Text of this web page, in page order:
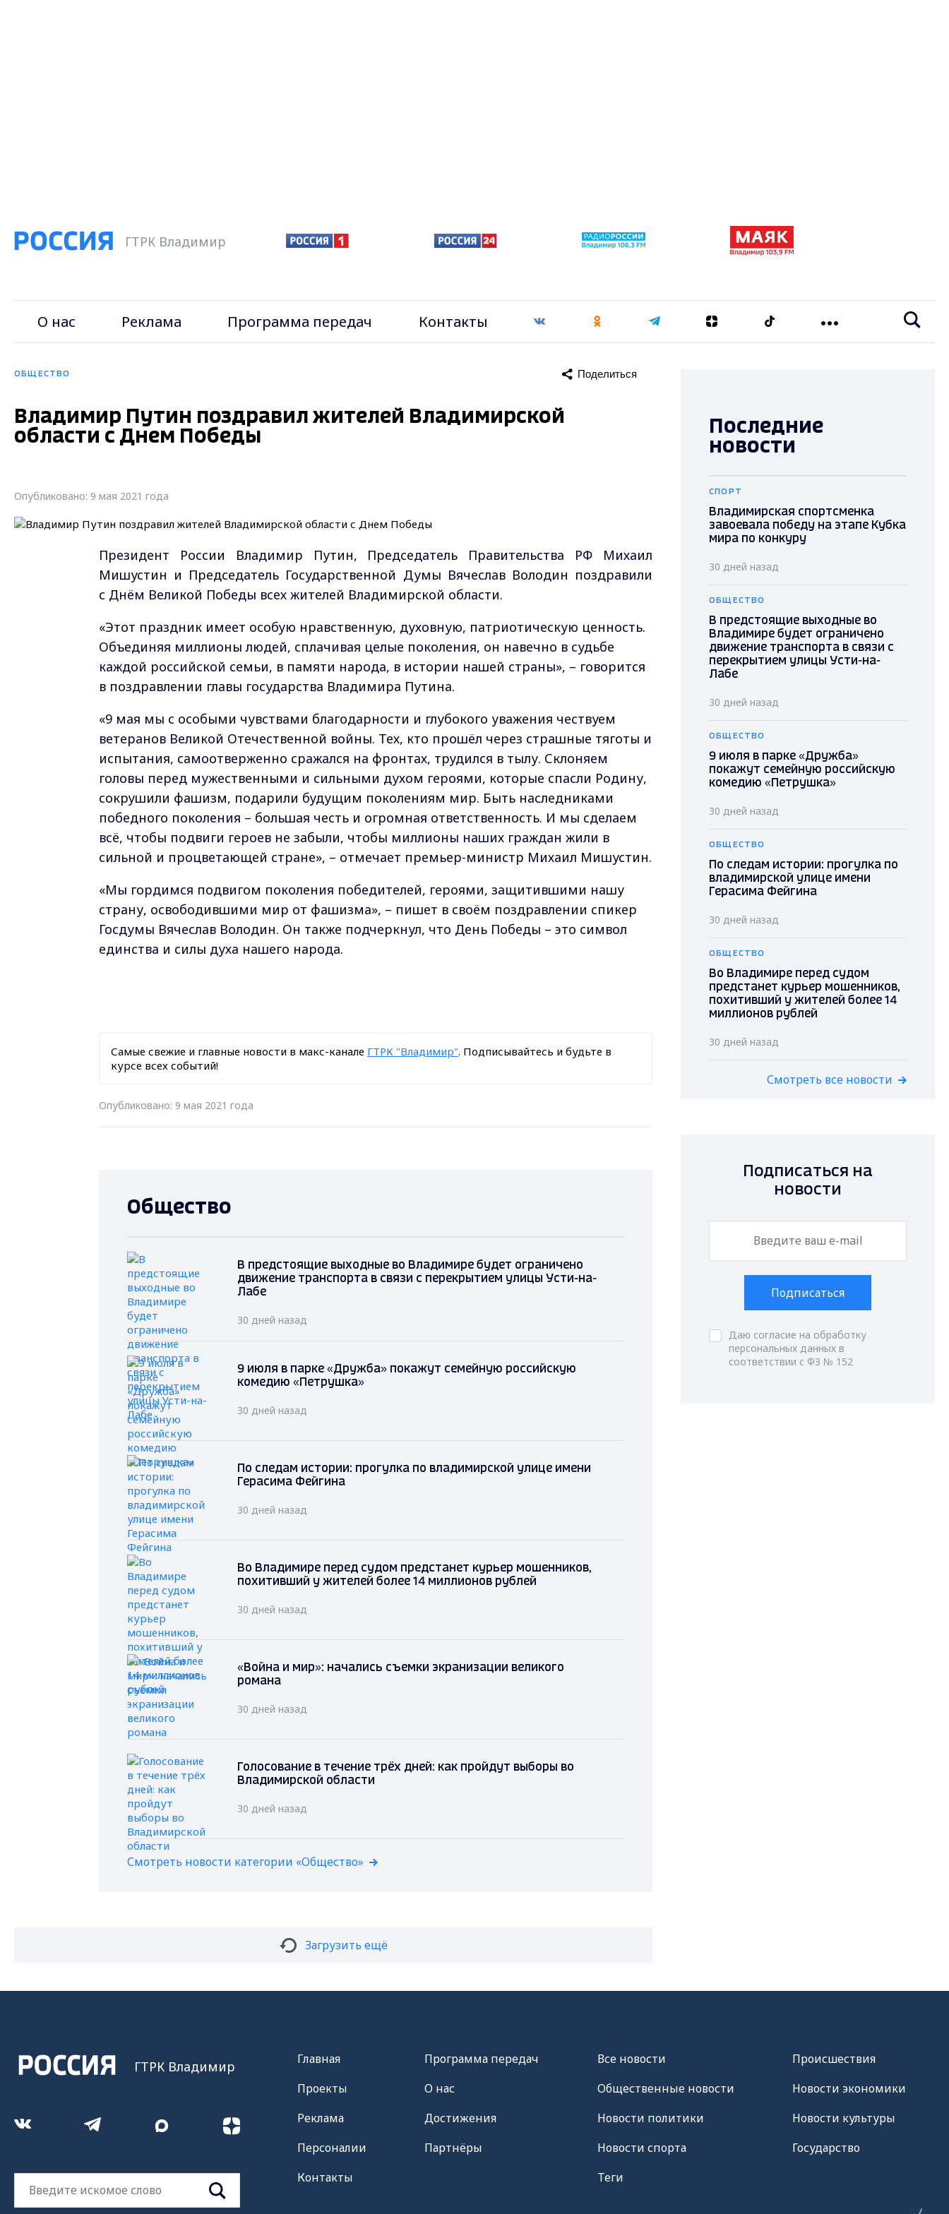
ГТРК Владимир
О нас Реклама Программа передач Контакты
ОБЩЕСТВО Поделиться
Владимир Путин поздравил жителей Владимирской
области с Днем Победы
Опубликовано: 9 мая 2021 года
Президент России Владимир Путин, Председатель Правительства РФ Михаил
Мишустин и Председатель Государственной Думы Вячеслав Володин поздравили
с Днём Великой Победы всех жителей Владимирской области.
«Этот праздник имеет особую нравственную, духовную, патриотическую ценность.
Объединяя миллионы людей, сплачивая целые поколения, он навечно в судьбе
каждой российской семьи, в памяти народа, в истории нашей страны», – говорится
в поздравлении главы государства Владимира Путина.
«9 мая мы с особыми чувствами благодарности и глубокого уважения чествуем
ветеранов Великой Отечественной войны. Тех, кто прошёл через страшные тяготы и
испытания, самоотверженно сражался на фронтах, трудился в тылу. Склоняем
головы перед мужественными и сильными духом героями, которые спасли Родину,
сокрушили фашизм, подарили будущим поколениям мир. Быть наследниками
победного поколения – большая честь и огромная ответственность. И мы сделаем
всё, чтобы подвиги героев не забыли, чтобы миллионы наших граждан жили в
сильной и процветающей стране», – отмечает премьер-министр Михаил Мишустин.
«Мы гордимся подвигом поколения победителей, героями, защитившими нашу
страну, освободившими мир от фашизма», – пишет в своём поздравлении спикер
Госдумы Вячеслав Володин. Он также подчеркнул, что День Победы – это символ
единства и силы духа нашего народа.
Самые свежие и главные новости в макс-канале ГТРК "Владимир". Подписывайтесь и будьте в
курсе всех событий!
Опубликовано: 9 мая 2021 года
Общество
В предстоящие выходные во Владимире будет ограничено
движение транспорта в связи с перекрытием улицы Усти-на-
Лабе
30 дней назад
9 июля в парке «Дружба» покажут семейную российскую
комедию «Петрушка»
30 дней назад
По следам истории: прогулка по владимирской улице имени
Герасима Фейгина
30 дней назад
Во Владимире перед судом предстанет курьер мошенников,
похитивший у жителей более 14 миллионов рублей
30 дней назад
«Война и мир»: начались съемки экранизации великого
романа
30 дней назад
Голосование в течение трёх дней: как пройдут выборы во
Владимирской области
30 дней назад
Смотреть новости категории «Общество»
Загрузить ещё
Последние
новости
СПОРТ
Владимирская спортсменка
завоевала победу на этапе Кубка
мира по конкуру
30 дней назад
ОБЩЕСТВО
В предстоящие выходные во
Владимире будет ограничено
движение транспорта в связи с
перекрытием улицы Усти-на-
Лабе
30 дней назад
ОБЩЕСТВО
9 июля в парке «Дружба»
покажут семейную российскую
комедию «Петрушка»
30 дней назад
ОБЩЕСТВО
По следам истории: прогулка по
владимирской улице имени
Герасима Фейгина
30 дней назад
ОБЩЕСТВО
Во Владимире перед судом
предстанет курьер мошенников,
похитивший у жителей более 14
миллионов рублей
30 дней назад
Смотреть все новости
Подписаться на
новости
Подписаться
Даю согласие на обработку
персональных данных в
соответствии с ФЗ № 152
ГТРК Владимир
Главная
Проекты
Реклама
Персоналии
Контакты
Программа передач
О нас
Достижения
Партнёры
Все новости
Общественные новости
Новости политики
Новости спорта
Теги
Происшествия
Новости экономики
Новости культуры
Государство